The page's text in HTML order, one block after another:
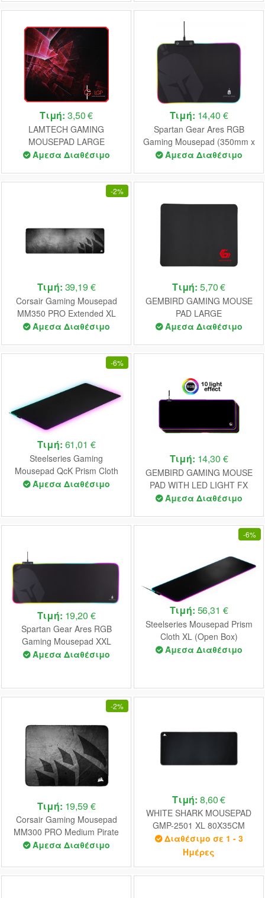
Τιμή: 3,50 €
LAMTECH GAMING
MOUSEPAD LARGE
Άμεσα Διαθέσιμο
Τιμή: 14,40 €
Spartan Gear Ares RGB
Gaming Mousepad (350mm x
250mm)
Άμεσα Διαθέσιμο
-2%
Τιμή: 39,19 €
Corsair Gaming Mousepad
MM350 PRO Extended XL
Pirate Ship (930x400x4) (CH-
Άμεσα Διαθέσιμο
Τιμή: 5,70 €
GEMBIRD GAMING MOUSE
PAD LARGE
Άμεσα Διαθέσιμο
-6%
Τιμή: 61,01 €
Steelseries Gaming
Mousepad QcK Prism Cloth
3XL ETAIL (63512)
Άμεσα Διαθέσιμο
Τιμή: 14,30 €
GEMBIRD GAMING MOUSE
PAD WITH LED LIGHT FX
EXTRA LARGE 300 x 800
Άμεσα Διαθέσιμο
Τιμή: 19,20 €
Spartan Gear Ares RGB
Gaming Mousepad XXL
(800mm x 300mm)
Άμεσα Διαθέσιμο
-6%
Τιμή: 56,31 €
Steelseries Mousepad Prism
Cloth XL (Open Box)
Άμεσα Διαθέσιμο
-2%
Τιμή: 19,59 €
Corsair Gaming Mousepad
MM300 PRO Medium Pirate
Ship (360x300x3) (CH-
Άμεσα Διαθέσιμο
Τιμή: 8,60 €
WHITE SHARK MOUSEPAD
GMP-2501 XL 80X35CM
BLACK
Διαθέσιμο σε 1 - 3
Ημέρες